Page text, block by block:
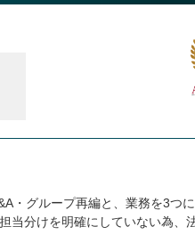
・グループ再編と、業務を3つ
当分けを明確にしていない為、